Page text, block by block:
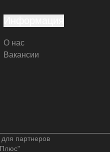
О нас
Вакансии
партнеров